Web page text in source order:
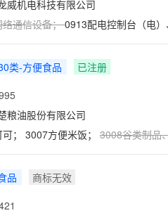
威机电科技有限公司
络通信设备； 0913配电控制台（电）
类-方便食品
已注册
粮油股份有限公司
； 3007方便米饭； 3008谷类制品
品
商标无效